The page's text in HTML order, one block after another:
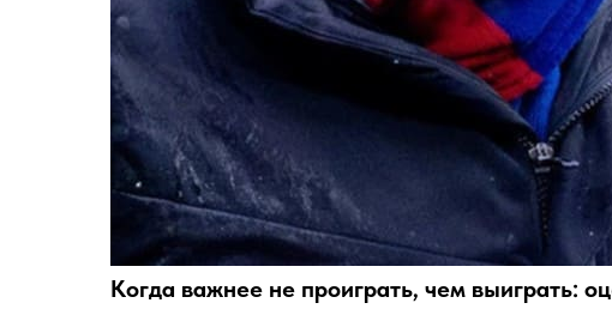
Когда важнее не проиграть, чем выиграть: